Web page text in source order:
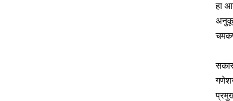
हा